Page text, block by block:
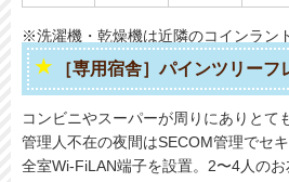
※洗濯機・乾燥機は近隣のコインラン
［専用宿舎］パインツリーフ
コンビニやスーパーが周りにありとて
管理人不在の夜間はSECOM管理でセ
全室Wi-FiLAN端子を設置。2〜4人の